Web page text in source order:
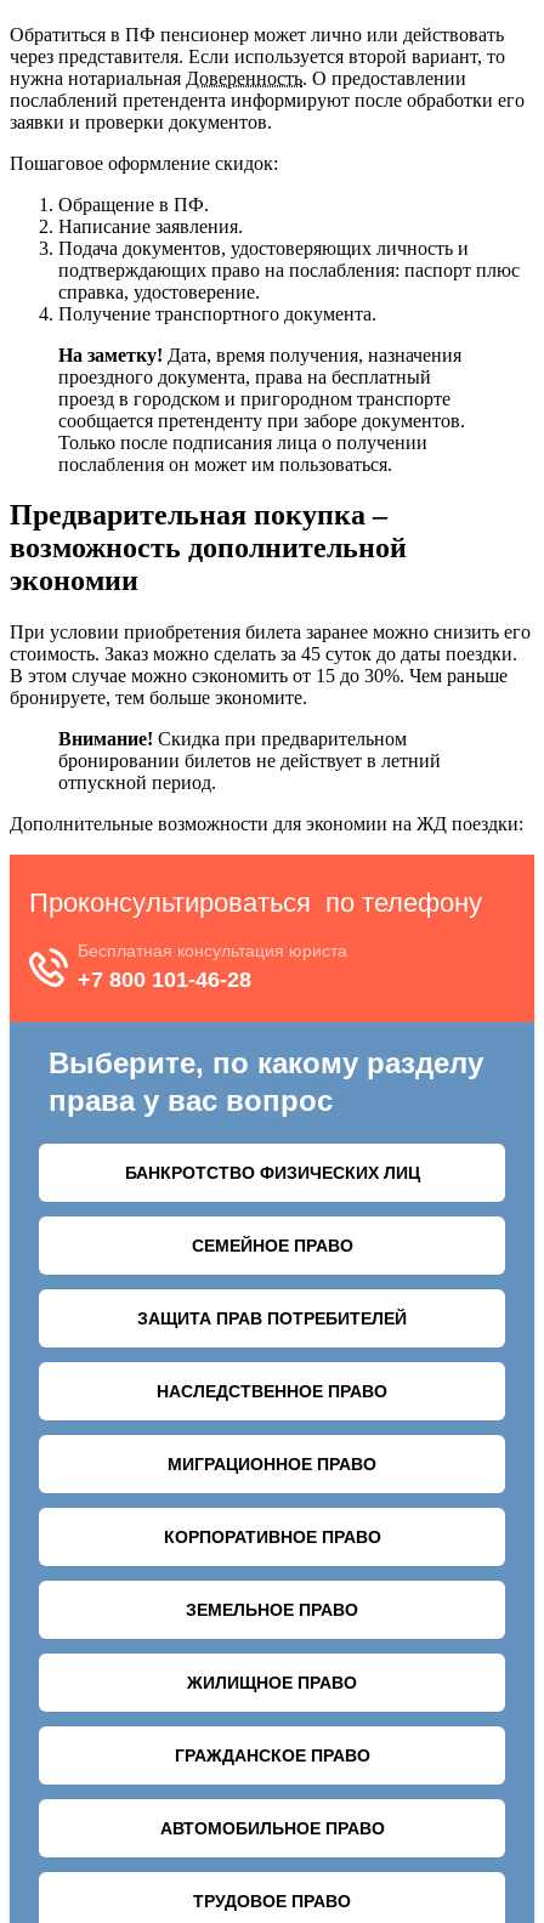
Обратиться в ПФ пенсионер может лично или действовать
через представителя. Если используется второй вариант, то
нужна нотариальная Доверенность. О предоставлении
послаблений претендента информируют после обработки его
заявки и проверки документов.
Пошаговое оформление скидок:
Обращение в ПФ.
Написание заявления.
Подача документов, удостоверяющих личность и
подтверждающих право на послабления: паспорт плюс
справка, удостоверение.
Получение транспортного документа.
На заметку! Дата, время получения, назначения
проездного документа, права на бесплатный
проезд в городском и пригородном транспорте
сообщается претенденту при заборе документов.
Только после подписания лица о получении
послабления он может им пользоваться.
Предварительная покупка –
возможность дополнительной
экономии
При условии приобретения билета заранее можно снизить его
стоимость. Заказ можно сделать за 45 суток до даты поездки.
В этом случае можно сэкономить от 15 до 30%. Чем раньше
бронируете, тем больше экономите.
Внимание! Скидка при предварительном
бронировании билетов не действует в летний
отпускной период.
Дополнительные возможности для экономии на ЖД поездки: